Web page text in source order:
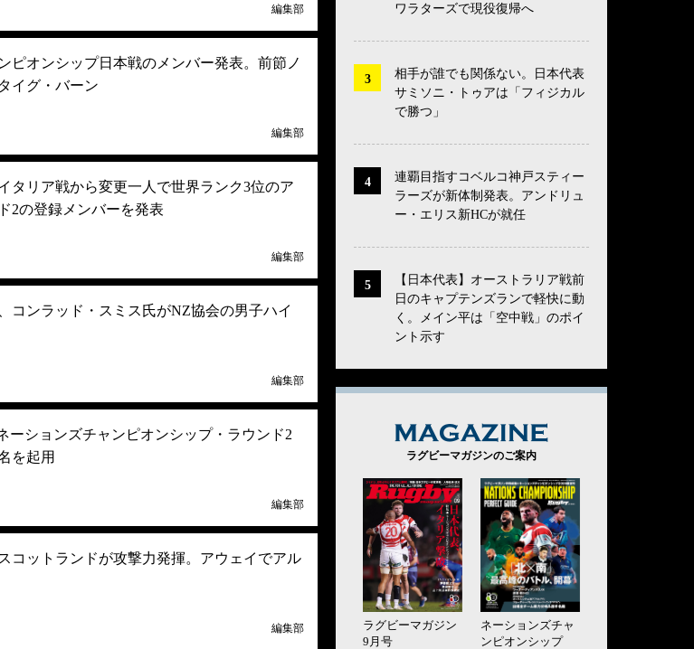
編集部
ピオンシップ日本戦のメンバー発表。前節ノ
イグ・バーン
編集部
タリア戦から変更一人で世界ランク3位のア
2の登録メンバーを発表
編集部
コンラッド・スミス氏がNZ協会の男子ハイ
編集部
ーションズチャンピオンシップ・ラウンド2
を起用
編集部
コットランドが攻撃力発揮。アウェイでアル
編集部
ワラターズで現役復帰へ
相手が誰でも関係ない。日本代表
サミソニ・トゥアは「フィジカル
で勝つ」
連覇目指すコベルコ神戸スティー
ラーズが新体制発表。アンドリュ
ー・エリス新HCが就任
【日本代表】オーストラリア戦前
日のキャプテンズランで軽快に動
く。メイン平は「空中戦」のポイ
ント示す
ラグビーマガジンのご案内
ラグビーマガジン
9月号
ネーションズチャ
ンピオンシップ